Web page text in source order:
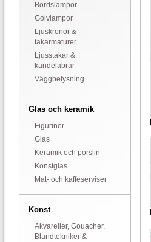
Bordslampor
Golvlampor
Ljuskronor &
takarmaturer
Ljusstakar &
kandelabrar
Väggbelysning
Glas och keramik
Figuriner
Glas
Keramik och porslin
Konstglas
Mat- och kaffeserviser
Konst
Akvareller, Gouacher,
Blandtekniker &